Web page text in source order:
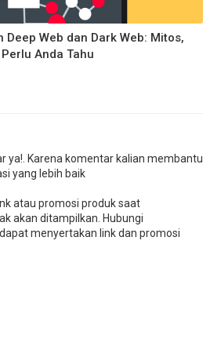
Web dan Dark Web: Mitos,
Anda Tahu
ya!. Karena komentar kalian membantu
yang lebih baik
atau promosi produk saat
akan ditampilkan. Hubungi
menyertakan link dan promosi